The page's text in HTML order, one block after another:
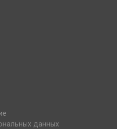
данных